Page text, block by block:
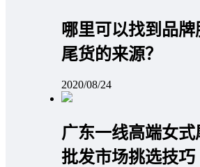
哪里可以找到品牌
尾货的来源？
2020/08/24
广东一线高端女式
批发市场挑选技巧